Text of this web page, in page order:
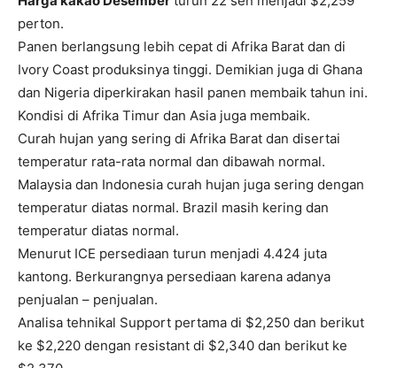
perton.
Panen berlangsung lebih cepat di Afrika Barat dan di
Ivory Coast produksinya tinggi. Demikian juga di Ghana
dan Nigeria diperkirakan hasil panen membaik tahun ini.
Kondisi di Afrika Timur dan Asia juga membaik.
Curah hujan yang sering di Afrika Barat dan disertai
temperatur rata-rata normal dan dibawah normal.
Malaysia dan Indonesia curah hujan juga sering dengan
temperatur diatas normal. Brazil masih kering dan
temperatur diatas normal.
Menurut ICE persediaan turun menjadi 4.424 juta
kantong. Berkurangnya persediaan karena adanya
penjualan – penjualan.
Analisa tehnikal Support pertama di $2,250 dan berikut
ke $2,220 dengan resistant di $2,340 dan berikut ke